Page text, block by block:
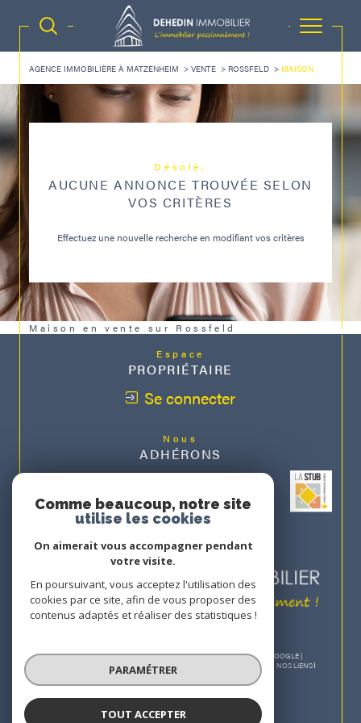
AGENCE IMMOBILIÈRE À MATZENHEIM VENTE ROSSFELD MAISON
Désolé,
AUCUNE ANNONCE TROUVÉE SELON
VOS CRITÈRES
Effectuez une nouvelle recherche en modifiant vos critères
Maison en vente sur Rossfeld
Espace
PROPRIÉTAIRE
Se connecter
Nous
ADHÉRONS
© 2026 | TOUS DROITS RÉSERVÉS | TRADUCTION POWERED BY GOOGLE |
NOS HONORAIRES
PLAN DU SITE MENTIONS LÉGALES ADMIN
NOS LIENS
POLITIQUE RGPD
Comme beaucoup, notre site
utilise les cookies
On aimerait vous accompagner pendant
votre visite.
En poursuivant, vous acceptez l'utilisation des
cookies par ce site, afin de vous proposer des
contenus adaptés et réaliser des statistiques !
PARAMÉTRER
TOUT ACCEPTER